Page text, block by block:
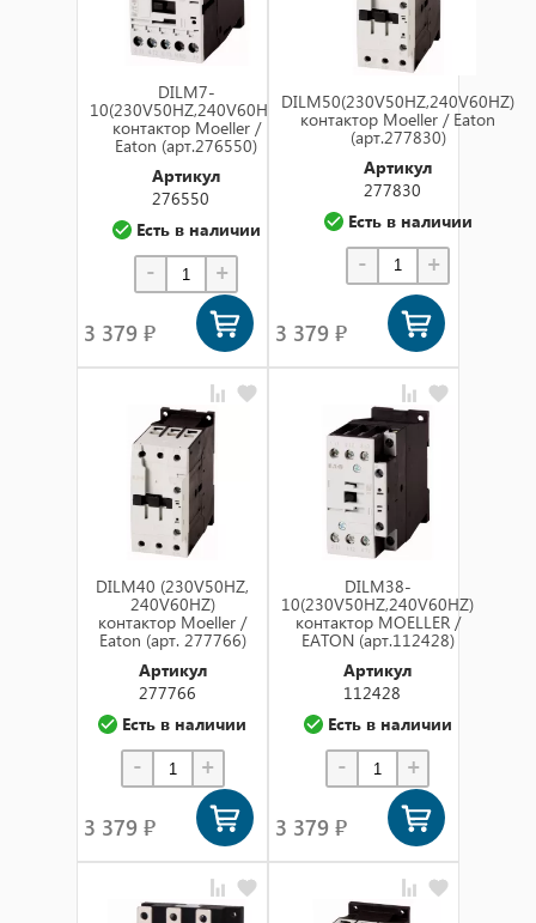
DILM7-
10(230V50HZ,240V60HZ)
контактор Moeller /
Eaton (арт.276550)
Артикул
276550
Есть в наличии
- +
3 379 ₽
DILM50(230V50HZ,240V60HZ)
контактор Moeller / Eaton
(арт.277830)
Артикул
277830
Есть в наличии
- +
3 379 ₽
DILM40 (230V50HZ,
240V60HZ)
контактор Moeller /
Eaton (арт. 277766)
Артикул
277766
Есть в наличии
- +
3 379 ₽
DILM38-
10(230V50HZ,240V60HZ)
контактор MOELLER /
EATON (арт.112428)
Артикул
112428
Есть в наличии
- +
3 379 ₽